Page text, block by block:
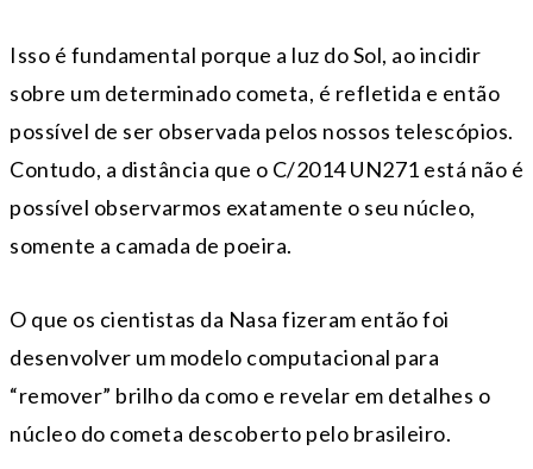
Isso é fundamental porque a luz do Sol, ao incidir
sobre um determinado cometa, é refletida e então
possível de ser observada pelos nossos telescópios.
Contudo, a distância que o C/2014 UN271 está não é
possível observarmos exatamente o seu núcleo,
somente a camada de poeira.
O que os cientistas da Nasa fizeram então foi
desenvolver um modelo computacional para
“remover” brilho da como e revelar em detalhes o
núcleo do cometa descoberto pelo brasileiro.